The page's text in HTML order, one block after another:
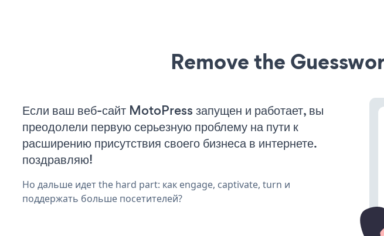
Remove the
Если ваш веб-сайт MotoPress запущен и работает, вы
преодолели первую серьезную проблему на пути к
расширению присутствия своего бизнеса в интернете.
поздравляю!
Но дальше идет the hard part: как engage, captivate, turn и
поддержать больше посетителей?